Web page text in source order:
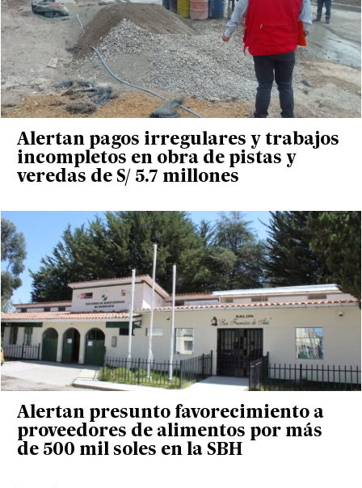
Alertan pagos irregulares y trabajos
incompletos en obra de pistas y
veredas de S/ 5.7 millones
Alertan presunto favorecimiento a
proveedores de alimentos por más
de 500 mil soles en la SBH